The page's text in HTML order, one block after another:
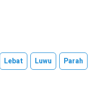
Lebat Luwu
Parah